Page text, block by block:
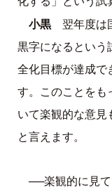
小黒翌年度は
黒字になるという
全化目標が達成で
す。このことをも
いて楽観的な意見
と言えます。
──楽観的に見